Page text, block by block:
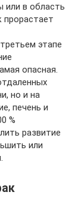
или в область
прорастает
этапе
опасная.
но и на
печень и
%
развитие
или